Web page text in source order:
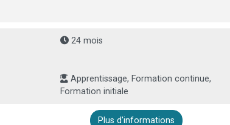
24 mois
Apprentissage, Formation continue,
Formation initiale
Plus d'informations